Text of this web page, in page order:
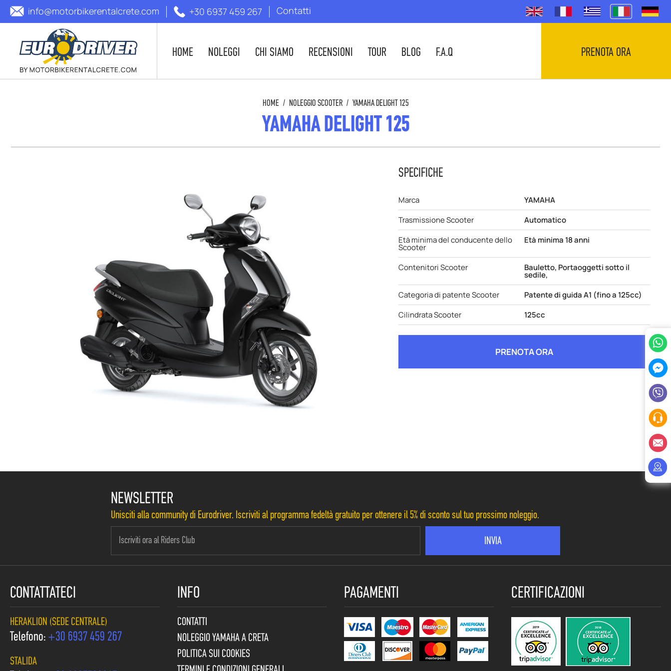
info@motorbikerentalcrete.com +30 6937 459 267 Contatti
HOME NOLEGGI CHI SIAMO RECENSIONI TOUR BLOG F.A.Q PRENOTA ORA
HOME / NOLEGGIO SCOOTER / YAMAHA DELIGHT 125
YAMAHA DELIGHT 125
SPECIFICHE
Marca
YAMAHA
Trasmissione Scooter
Automatico
Età minima del conducente dello
Scooter
Età minima 18 anni
Contenitori Scooter Bauletto, Portaoggetti sotto il
sedile,
Categoria di patente Scooter
Patente di guida A1 (fino a 125cc)
Cilindrata Scooter
125cc
PRENOTA ORA
NEWSLETTER
Unisciti alla community di Eurodriver. Iscriviti al programma fedeltà gratuito per ottenere il 5% di sconto sul tuo prossimo noleggio.
CONTATTATECI
HERAKLION (SEDE CENTRALE)
Telefono: +30 6937 459 267
STALIDA
INFO
CONTATTI
NOLEGGIO YAMAHA A CRETA
POLITICA SUI COOKIES
PAGAMENTI CERTIFICAZIONI